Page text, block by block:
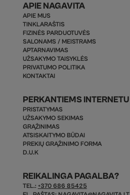
APIE NAGAVITA
APIE MUS
TINKLARAŠTIS
FIZINĖS PARDUOTUVĖS
SALONAMS / MEISTRAMS
APTARNAVIMAS
UŽSAKYMO TAISYKLĖS
PRIVATUMO POLITIKA
KONTAKTAI
PERKANTIEMS INTERNETU
PRISTATYMAS
UŽSAKYMO SEKIMAS
GRĄŽINIMAS
ATSISKAITYMO BŪDAI
PREKIŲ GRĄŽINIMO FORMA
D.U.K
REIKALINGA PAGALBA?
TEL.: +370 686 85425